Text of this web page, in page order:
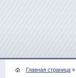
Главная страница »